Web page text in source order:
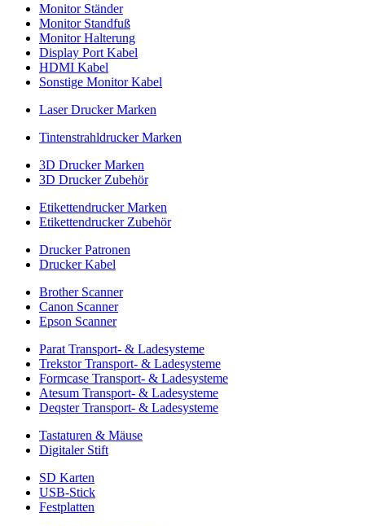
Monitor Ständer
Monitor Standfuß
Monitor Halterung
Display Port Kabel
HDMI Kabel
Sonstige Monitor Kabel
Laser Drucker Marken
Tintenstrahldrucker Marken
3D Drucker Marken
3D Drucker Zubehör
Etikettendrucker Marken
Etikettendrucker Zubehör
Drucker Patronen
Drucker Kabel
Brother Scanner
Canon Scanner
Epson Scanner
Parat Transport- & Ladesysteme
Trekstor Transport- & Ladesysteme
Formcase Transport- & Ladesysteme
Atesum Transport- & Ladesysteme
Deqster Transport- & Ladesysteme
Tastaturen & Mäuse
Digitaler Stift
SD Karten
USB-Stick
Festplatten